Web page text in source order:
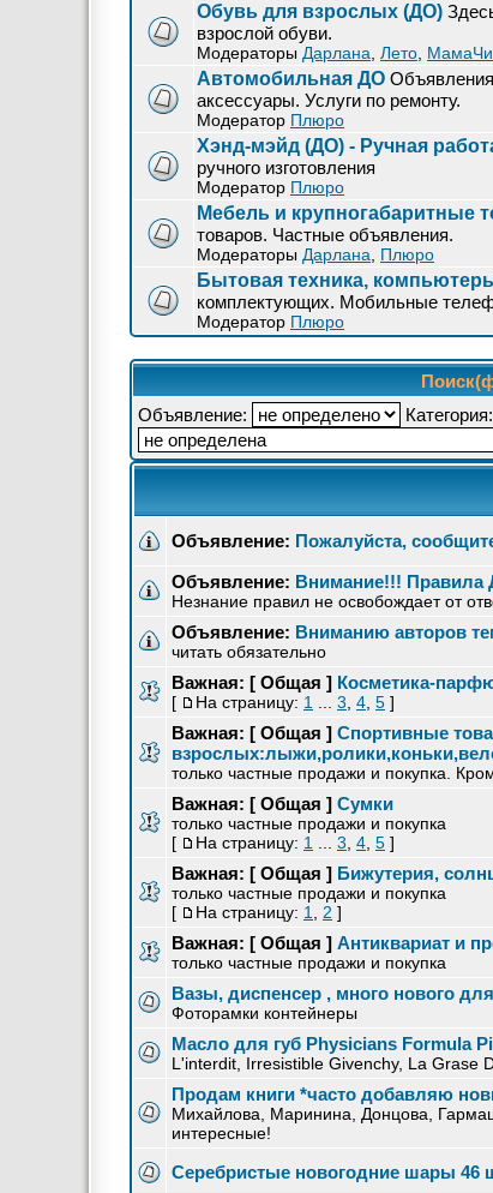
Обувь для взрослых (ДО)
взрослой обуви.
Модераторы Дарлана Лето
Автомобильная ДО Объявления
аксессуары. Услуги по ремонту.
Модератор Плюро
Хэнд-мэйд (ДО) - Ручная
ручного изготовления
Модератор Плюро
Мебель и крупногабаритные
товаров. Частные объявления.
Модераторы Дарлана Плюро
Бытовая техника,
комплектующих. Мобильные
Модератор Плюро
Объявление:
Категория:
Объявление: Пожалуйста,
Объявление: Внимание!!! Правила
Незнание правил не освобождает от
Объявление: Вниманию авторов
читать обязательно
Важная: [ Общая ] Косметика-
[ На страницу: 1 3 4 5 ]
Важная: [ Общая ] Спортивные
только частные продажи и покупка.
Важная: [ Общая ] Сумки
только частные продажи и покупка
[
На страницу: 1 3 4 5 ]
Важная: [ Общая ] Бижутерия,
только частные продажи и покупка
[
На страницу: 1 2 ]
Важная: [ Общая ] Антиквариат и
только частные продажи и покупка
Вазы, диспенсер , много нового
Фоторамки контейнеры
Масло для губ Physicians Formula
L'interdit, Irresistible Givenchy, La Grase
Продам книги *часто добавляю
Михайлова, Маринина, Донцова,
интересные!
Серебристые новогодние шары 46